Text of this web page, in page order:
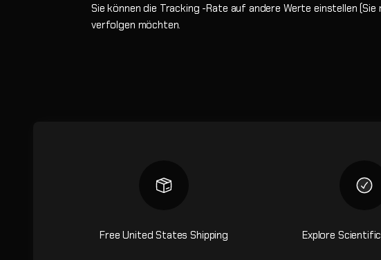
Sie können die Tracking -Rate auf andere Werte einstellen
verfolgen möchten.
Free United States Shipping Explore